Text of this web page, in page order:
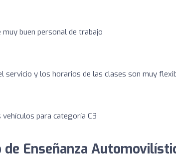
buen personal de trabajo
servicio y los horarios de las clases son muy
para categoría C3
Enseñanza